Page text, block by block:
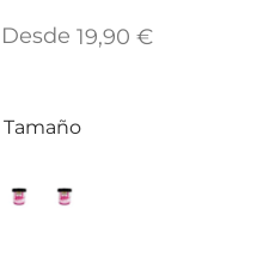
Desde 19,90 €
Tamaño